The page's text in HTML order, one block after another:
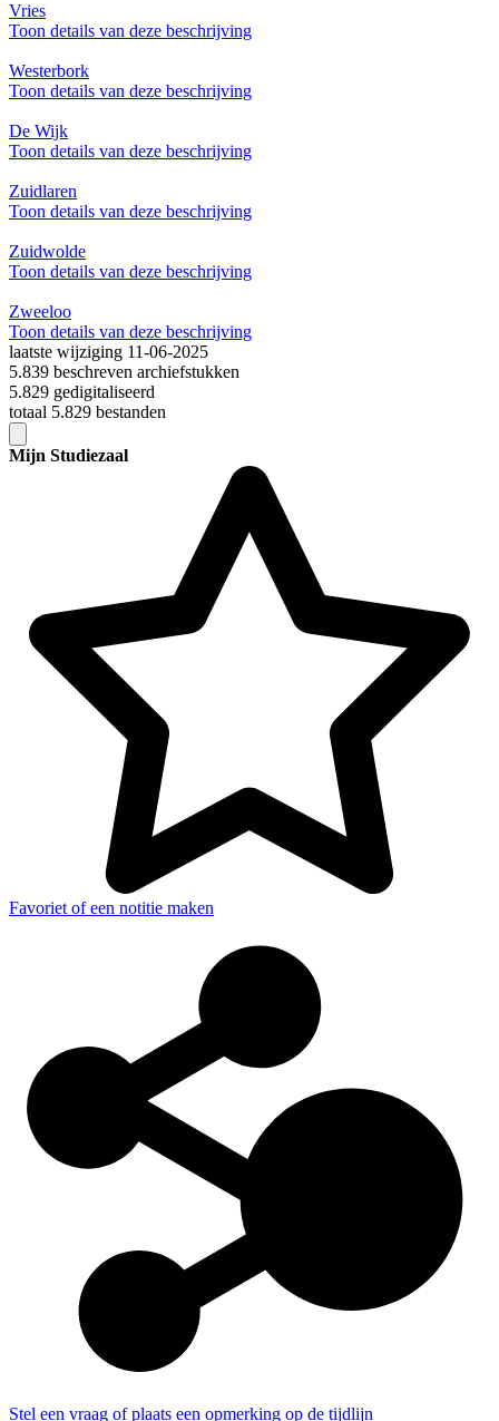
Vries
Toon details van deze beschrijving
Westerbork
Toon details van deze beschrijving
De Wijk
Toon details van deze beschrijving
Zuidlaren
Toon details van deze beschrijving
Zuidwolde
Toon details van deze beschrijving
Zweeloo
Toon details van deze beschrijving
laatste wijziging 11-06-2025
5.839 beschreven archiefstukken
5.829 gedigitaliseerd
totaal 5.829 bestanden
Mijn Studiezaal
Favoriet of een notitie maken
Stel een vraag of plaats een opmerking op de tijdlijn